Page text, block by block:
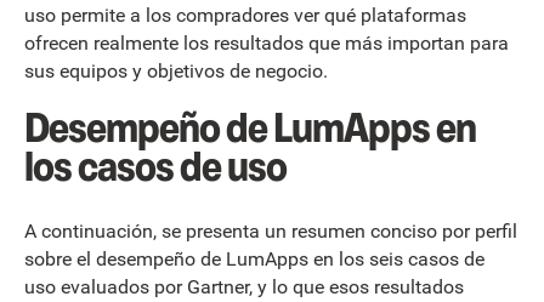
uso permite a los compradores ver qué plataformas
ofrecen realmente los resultados que más importan para
sus equipos y objetivos de negocio.
Desempeño de LumApps en
los casos de uso
A continuación, se presenta un resumen conciso por perfil
sobre el desempeño de LumApps en los seis casos de
uso evaluados por Gartner, y lo que esos resultados